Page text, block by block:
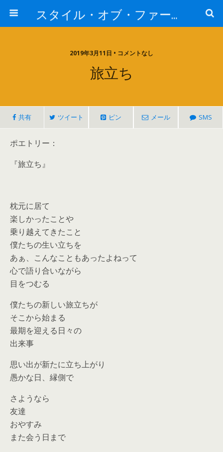
スタイル・オブ・ファー・イースト
2019年3月11日 • コメントなし
旅立ち
共有 ツイート ピン メール SMS
ポエトリー：
『旅立ち』
枕元に居て
楽しかったことや
乗り越えてきたこと
僕たちの生い立ちを
あぁ、こんなこともあったよねって
心で語り合いながら
目をつむる
僕たちの新しい旅立ちが
そこから始まる
最期を迎える日々の
出来事
思い出が新たに立ち上がり
愚かな日、縁側で
さようなら
友達
おやすみ
また会う日まで